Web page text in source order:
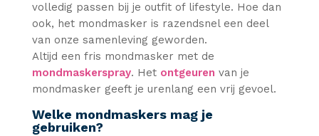
volledig passen bij je outfit of lifestyle. Hoe dan
ook, het mondmasker is razendsnel een deel
van onze samenleving geworden.
Altijd een fris mondmasker met de
mondmaskerspray. Het ontgeuren van je
mondmasker geeft je urenlang een vrij gevoel.
Welke mondmaskers mag je
gebruiken?